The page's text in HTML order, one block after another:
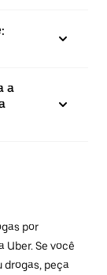
a
por
Uber. Se você
drogas, peça